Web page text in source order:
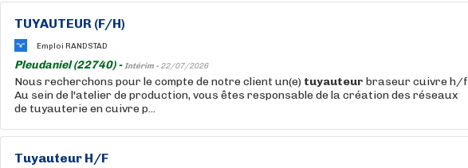
TUYAUTEUR (F/H)
Emploi RANDSTAD
Pleudaniel (22740) -Intérim - 22/07/2026
Nous recherchons pour le compte de notre client un(e) tuyauteur braseur cuivre h/f
Au sein de l'atelier de production, vous êtes responsable de la création des réseaux
de tuyauterie en cuivre p...
Tuyauteur H/F